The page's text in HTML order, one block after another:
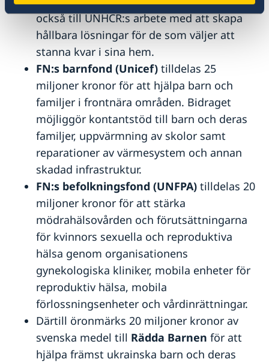
också till UNHCR:s arbete med att skapa
hållbara lösningar för de som väljer att
stanna kvar i sina hem.
FN:s barnfond (Unicef) tilldelas 25
miljoner kronor för att hjälpa barn och
familjer i frontnära områden. Bidraget
möjliggör kontantstöd till barn och deras
familjer, uppvärmning av skolor samt
reparationer av värmesystem och annan
skadad infrastruktur.
FN:s befolkningsfond (UNFPA) tilldelas 20
miljoner kronor för att stärka
mödrahälsovården och förutsättningarna
för kvinnors sexuella och reproduktiva
hälsa genom organisationens
gynekologiska kliniker, mobila enheter för
reproduktiv hälsa, mobila
förlossningsenheter och vårdinrättningar.
Därtill öronmärks 20 miljoner kronor av
svenska medel till Rädda Barnen för att
hjälpa främst ukrainska barn och deras